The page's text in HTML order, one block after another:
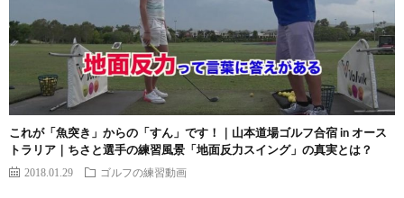
これが「魚突き」からの「すん」です！｜山本道場ゴルフ合宿 in オース
トラリア｜ちさと選手の練習風景「地面反力スイング」の真実とは？
2018.01.29 ゴルフの練習動画